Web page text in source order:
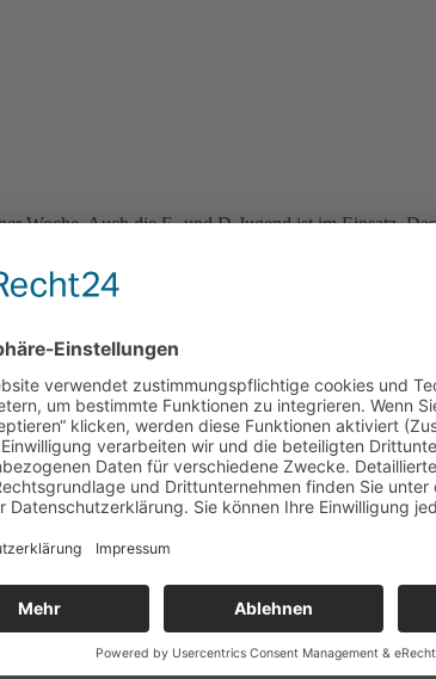
Woche. Auch die E- und D-Jugend ist im Einsatz.
Während die männliche C-Jugend mit einem